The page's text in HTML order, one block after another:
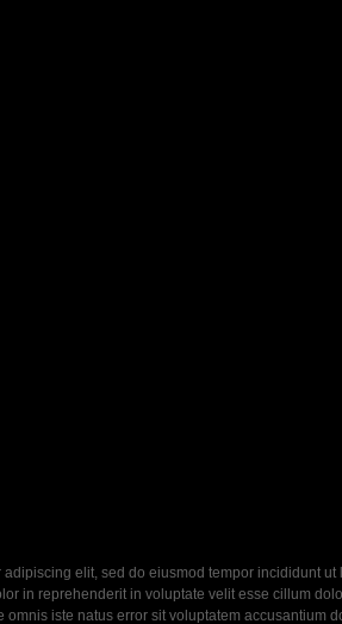
adipiscing elit, sed do eiusmod tempor incididunt
in reprehenderit in voluptate velit esse cillum
omnis iste natus error sit voluptatem